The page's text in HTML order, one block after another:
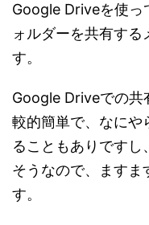
Google Driveを使っ
ォルダーを共有する
す。
Google Driveでの共
較的簡単で、なにや
ることもありですし
そうなので、ますま
す。